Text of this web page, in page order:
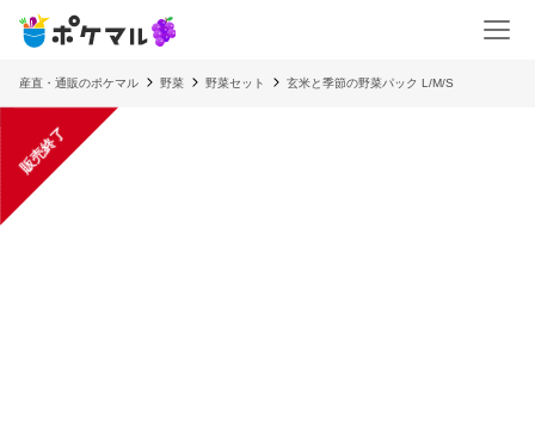
産直・通販のポケマル 野菜 野菜セット 玄米と季節の野菜パック L/M/S
販売終了